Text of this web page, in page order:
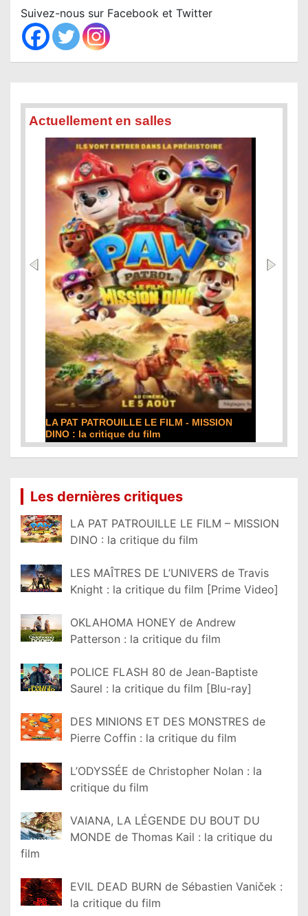
c
h
Suivez-nous sur Facebook et Twitter
Actuellement en salles
LA PAT PATROUILLE LE FILM - MISSION
DINO : la critique du film
Les dernières critiques
LA PAT PATROUILLE LE FILM – MISSION
DINO : la critique du film
LES MAÎTRES DE L’UNIVERS de Travis
Knight : la critique du film [Prime Video]
OKLAHOMA HONEY de Andrew
Patterson : la critique du film
POLICE FLASH 80 de Jean-Baptiste
Saurel : la critique du film [Blu-ray]
DES MINIONS ET DES MONSTRES de
Pierre Coffin : la critique du film
L’ODYSSÉE de Christopher Nolan : la
critique du film
VAIANA, LA LÉGENDE DU BOUT DU
MONDE de Thomas Kail : la critique du
film
EVIL DEAD BURN de Sébastien Vaniček :
la critique du film